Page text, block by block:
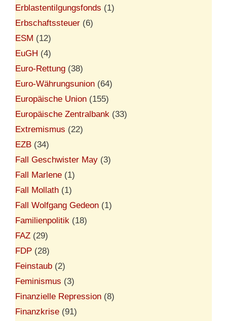
Erblastentilgungsfonds (1)
Erbschaftssteuer (6)
ESM (12)
EuGH (4)
Euro-Rettung (38)
Euro-Währungsunion (64)
Europäische Union (155)
Europäische Zentralbank (33)
Extremismus (22)
EZB (34)
Fall Geschwister May (3)
Fall Marlene (1)
Fall Mollath (1)
Fall Wolfgang Gedeon (1)
Familienpolitik (18)
FAZ (29)
FDP (28)
Feinstaub (2)
Feminismus (3)
Finanzielle Repression (8)
Finanzkrise (91)